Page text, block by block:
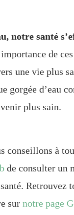
notre santé
de
une vie plus
gorgée d’eau
plus sain.
conseillons à
de consulter un
Retrouvez
sur notre page